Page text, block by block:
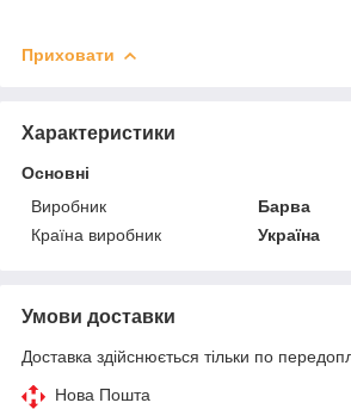
Приховати
Характеристики
Основні
Виробник
Барва
Країна виробник
Україна
Умови доставки
Доставка здійснюється тільки по
Нова Пошта